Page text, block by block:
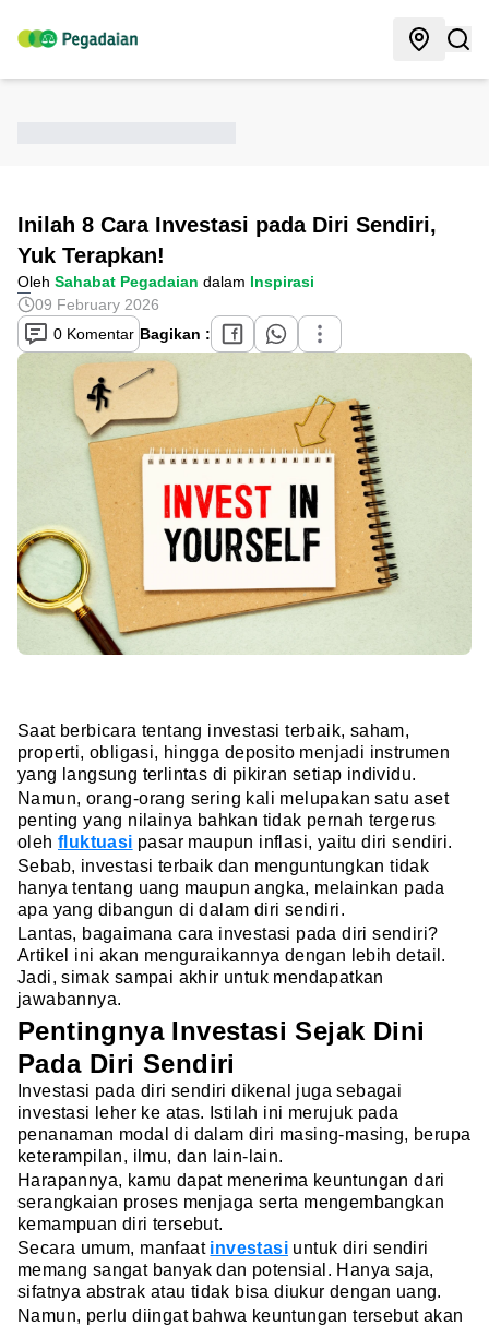
Inilah 8 Cara Investasi pada Diri Sendiri,
Yuk Terapkan!
Oleh Sahabat Pegadaian dalam Inspirasi
09 February 2026
0 Komentar Bagikan :
Saat berbicara tentang investasi terbaik, saham,
properti, obligasi, hingga deposito menjadi instrumen
yang langsung terlintas di pikiran setiap individu.
Namun, orang-orang sering kali melupakan satu aset
penting yang nilainya bahkan tidak pernah tergerus
oleh fluktuasi pasar maupun inflasi, yaitu diri sendiri.
Sebab, investasi terbaik dan menguntungkan tidak
hanya tentang uang maupun angka, melainkan pada
apa yang dibangun di dalam diri sendiri.
Lantas, bagaimana cara investasi pada diri sendiri?
Artikel ini akan menguraikannya dengan lebih detail.
Jadi, simak sampai akhir untuk mendapatkan
jawabannya.
Pentingnya Investasi Sejak Dini
Pada Diri Sendiri
Investasi pada diri sendiri dikenal juga sebagai
investasi leher ke atas. Istilah ini merujuk pada
penanaman modal di dalam diri masing-masing, berupa
keterampilan, ilmu, dan lain-lain.
Harapannya, kamu dapat menerima keuntungan dari
serangkaian proses menjaga serta mengembangkan
kemampuan diri tersebut.
Secara umum, manfaat investasi untuk diri sendiri
memang sangat banyak dan potensial. Hanya saja,
sifatnya abstrak atau tidak bisa diukur dengan uang.
Namun, perlu diingat bahwa keuntungan tersebut akan